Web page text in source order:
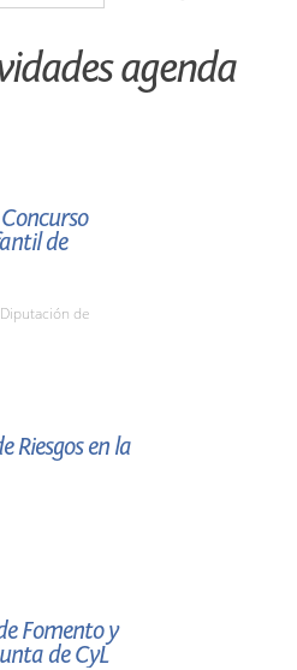
agenda
de
de
Riesgos en la
Fomento y
de CyL